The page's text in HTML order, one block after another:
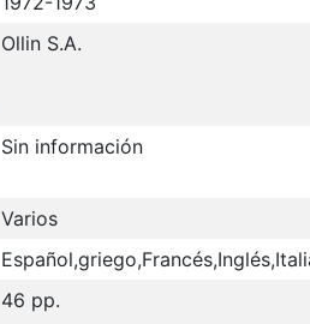
Ollin S.A.
Sin información
Varios
46 pp.